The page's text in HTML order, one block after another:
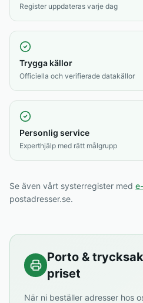
Register uppdateras varje dag
Trygga källor
Officiella och verifierade datakällor
Personlig service
Experthjälp med rätt målgrupp
Se även vårt systerregister med
postadresser.se.
Porto &
priset
När ni beställer adresser hos